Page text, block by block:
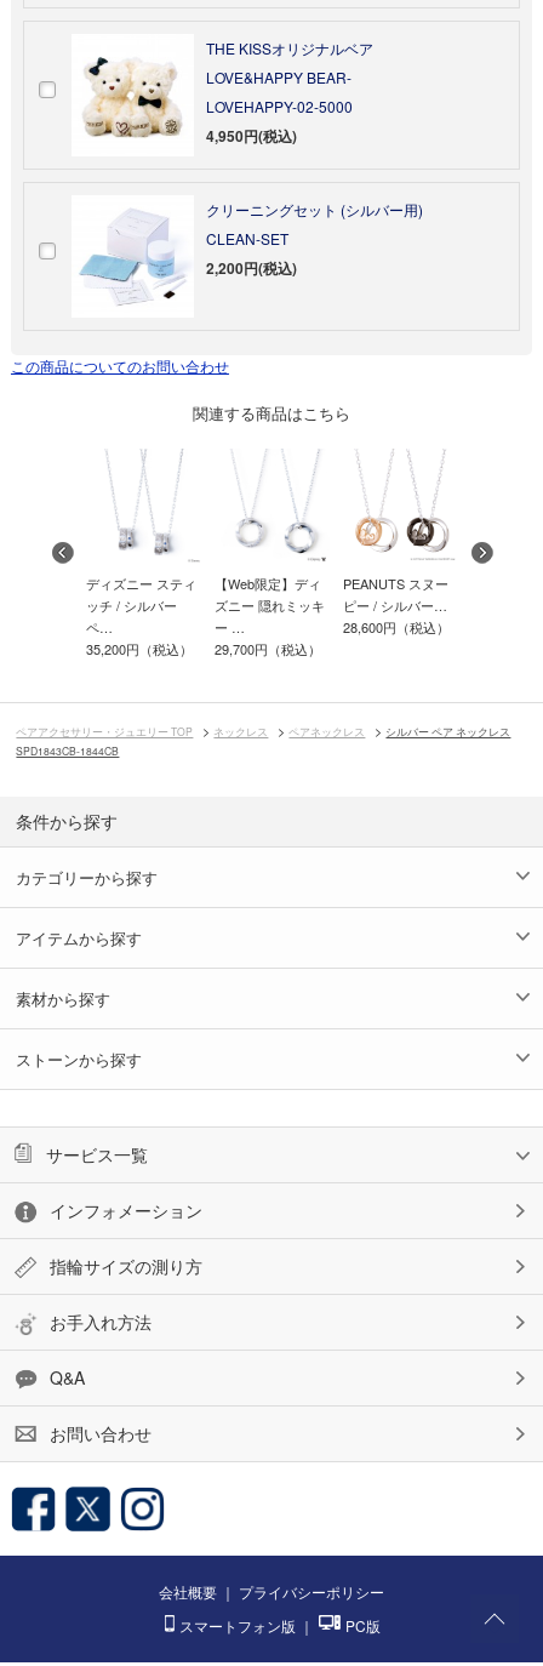
THE KISSオリジナルベア
LOVE&HAPPY BEAR-
LOVEHAPPY-02-5000
4,950円(税込)
クリーニングセット (シルバー用)
CLEAN-SET
2,200円(税込)
この商品についてのお問い合わせ
関連する商品はこちら
ディズニー スティ
ッチ / シルバー
ペ…
35,200円（税込）
【Web限定】ディ
ズニー 隠れミッキ
ー …
29,700円（税込）
PEANUTS スヌー
ピー / シルバー…
28,600円（税込）
ペアアクセサリー・ジュエリー TOP ネックレス ペアネックレス
シルバー ペア ネックレス
SPD1843CB-1844CB
条件から探す
カテゴリーから探す
アイテムから探す
素材から探す
ストーンから探す
サービス一覧
インフォメーション
指輪サイズの測り方
お手入れ方法
Q&A
お問い合わせ
会社概要 ｜ プライバシーポリシー
スマートフォン版 ｜ PC版